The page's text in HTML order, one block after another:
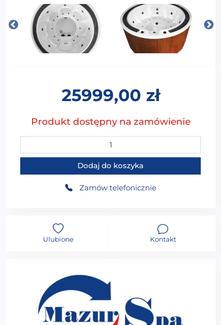
25999,00 zł
Produkt dostępny na zamówienie
ilość MOG-1306 AK.07 OB.05C Wanna SPA z
Dodaj do koszyka
Zamów telefonicznie
Ulubione Kontakt